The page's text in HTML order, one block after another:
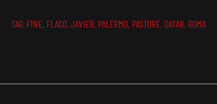
TAG: FINE, FLACO, JAVIER, PALERMO, PASTORE, QATAR, ROMA